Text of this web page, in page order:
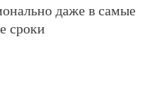
даже в самые
сроки